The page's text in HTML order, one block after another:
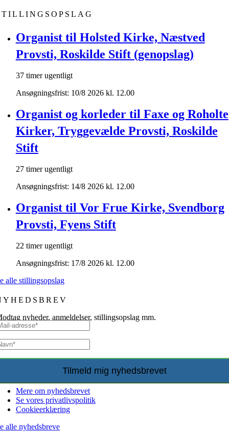
Organist til Holsted Kirke, Næstved
Provsti, Roskilde Stift (genopslag)
37 timer ugentligt
Ansøgningsfrist: 10/8 2026 kl. 12.00
Organist og korleder til Faxe og Roholte
Kirker, Tryggevælde Provsti, Roskilde
Stift
27 timer ugentligt
Ansøgningsfrist: 14/8 2026 kl. 12.00
Organist til Vor Frue Kirke, Svendborg
Provsti, Fyens Stift
22 timer ugentligt
Ansøgningsfrist: 17/8 2026 kl. 12.00
alle stillingsopslag
nyheder, anmeldelser, stillingsopslag mm.
Mere om nyhedsbrevet
Se vores privatlivspolitik
Cookieerklæring
alle nyhedsbreve